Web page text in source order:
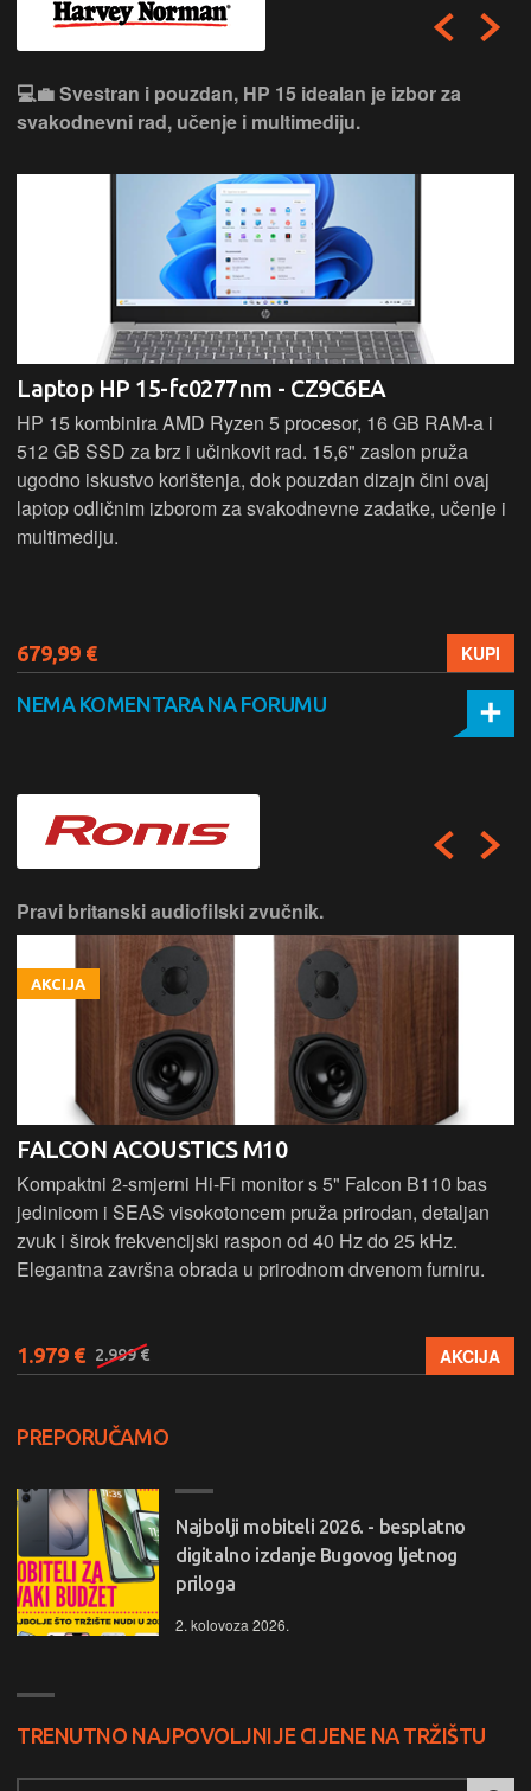
💻💼 Svestran i pouzdan, HP 15 idealan je izbor za
svakodnevni rad, učenje i multimediju.
Laptop HP 15-fc0277nm - CZ9C6EA
HP 15 kombinira AMD Ryzen 5 procesor, 16 GB RAM-a i
512 GB SSD za brz i učinkovit rad. 15,6" zaslon pruža
ugodno iskustvo korištenja, dok pouzdan dizajn čini ovaj
laptop odličnim izborom za svakodnevne zadatke, učenje i
multimediju.
679,99 € KUPI
NEMA KOMENTARA NA FORUMU
Pravi britanski audiofilski zvučnik.
AKCIJA
FALCON ACOUSTICS M10
Kompaktni 2-smjerni Hi-Fi monitor s 5" Falcon B110 bas
jedinicom i SEAS visokotoncem pruža prirodan, detaljan
zvuk i širok frekvencijski raspon od 40 Hz do 25 kHz.
Elegantna završna obrada u prirodnom drvenom furniru.
1.979 € 2.999 € AKCIJA
PREPORUČAMO
Najbolji mobiteli 2026. - besplatno
digitalno izdanje Bugovog ljetnog
priloga
2. kolovoza 2026.
TRENUTNO NAJPOVOLJNIJE CIJENE NA TRŽIŠTU